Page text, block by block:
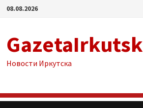
Перейти
08.08.2026
Новости Иркутска